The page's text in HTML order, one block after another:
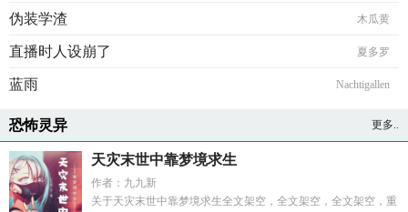
伪装学渣 木瓜黄
直播时人设崩了 夏多罗
蓝雨 Nachtigallen
恐怖灵异 更多..
天灾末世中靠梦境求生
作者：九九新
关于天灾末世中靠梦境求生全文架空，全文架空，全文架空，重